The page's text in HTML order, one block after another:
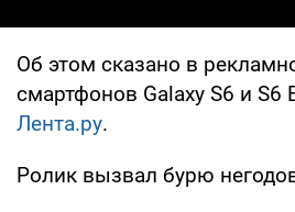
Об этом сказано в
смартфонов Galaxy S6 и S6
Лента.ру.
Ролик вызвал бурю